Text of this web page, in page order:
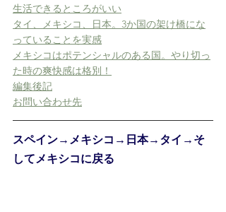
生活できるところがいい
タイ、メキシコ、日本。3か国の架け橋にな
っていることを実感
メキシコはポテンシャルのある国。やり切っ
た時の爽快感は格別！
編集後記
お問い合わせ先
スペイン→メキシコ→日本→タイ→そ
してメキシコに戻る